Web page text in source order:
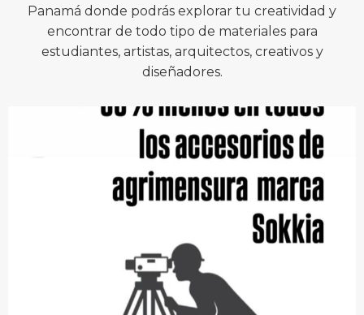
Panamá donde podrás explorar tu creatividad y
encontrar de todo tipo de materiales para
estudiantes, artistas, arquitectos, creativos y
diseñadores.